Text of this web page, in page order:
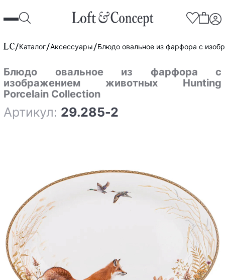
Каталог Аксессуары Блюдо овальное из фарфора с
Блюдо овальное из фарфора с
изображением животных Hunting
Porcelain Collection
Артикул: 29.285-2